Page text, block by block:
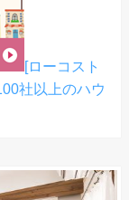
[ローコスト
社以上のハウ